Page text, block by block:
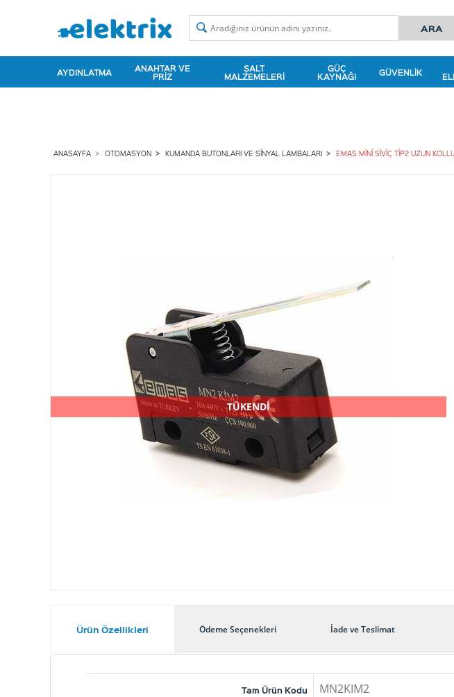
AYDINLATMA ANAHTAR VE
PRIZ
ŞALT
MALZEMELERI
GÜÇ
KAYNAĞI GÜVENLIK
ANASAYFA OTOMASYON KUMANDA BUTONLARI VE SINYAL LAMBALARI EMAS MİNİ SİVİÇ TİP2 UZUN
TÜKENDİ
Ürün Özellikleri Ödeme Seçenekleri İade ve Teslimat
Tam Ürün Kodu MN2KIM2